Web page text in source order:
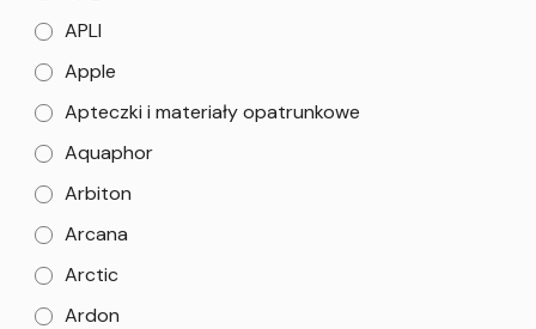
APLI
Apple
Apteczki i materiały opatrunkowe
Aquaphor
Arbiton
Arcana
Arctic
Ardon